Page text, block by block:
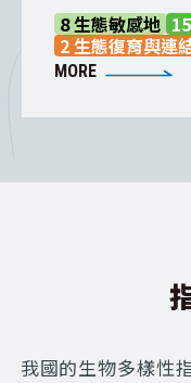
之現象，為彰
力，爰定義顯
8 生態敏感地
2 生態復育與連
MORE
我國的生物多樣性